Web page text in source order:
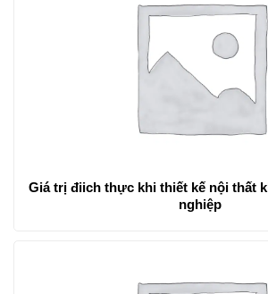
Giá trị điich thực khi thiết kế nội thất
nghiệp